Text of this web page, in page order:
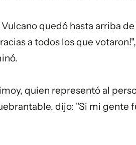
Vulcano quedó hasta arriba
a todos los que
quien representó al
dijo: "Si mi gente